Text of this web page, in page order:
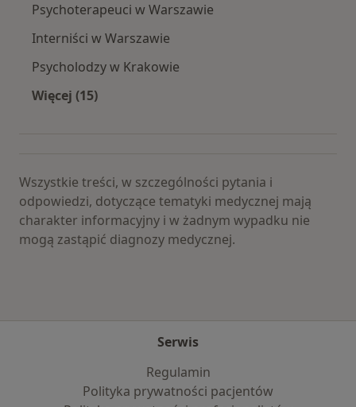
Psychoterapeuci w Warszawie
Interniści w Warszawie
Psycholodzy w Krakowie
Więcej (15)
Wszystkie treści, w szczególności pytania i
odpowiedzi, dotyczące tematyki medycznej mają
charakter informacyjny i w żadnym wypadku nie
mogą zastąpić diagnozy medycznej.
Serwis
Regulamin
Polityka prywatności pacjentów